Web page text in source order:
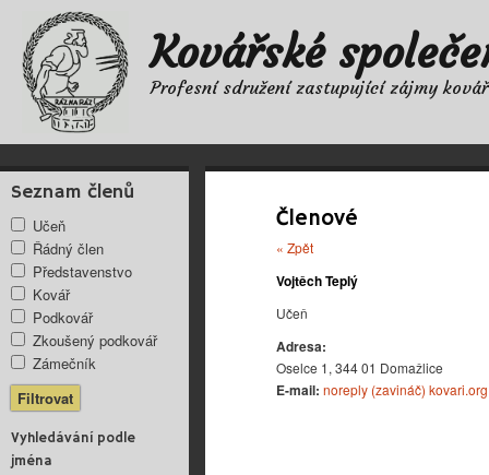
Kovářské
Profesní sdružení zastupující zájmy
Seznam členů
Učeň
Řádný člen
Představenstvo
Kovář
Podkovář
Zkoušený podkovář
Zámečník
Vyhledávání podle
jména
Členové
« Zpět
Vojtěch Teplý
Učeň
Adresa:
Oselce 1, 344 01 Domažlice
E-mail: noreply (zavináč) kovari.org